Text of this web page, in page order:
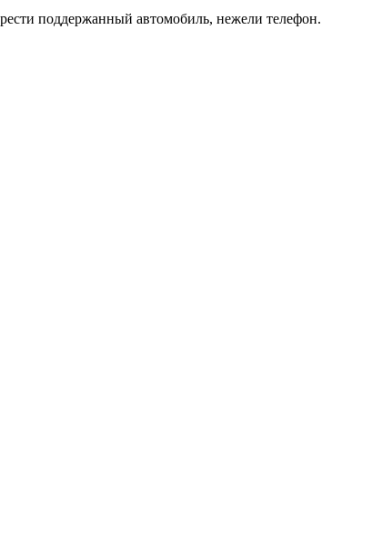
поддержанный автомобиль, нежели телефон.